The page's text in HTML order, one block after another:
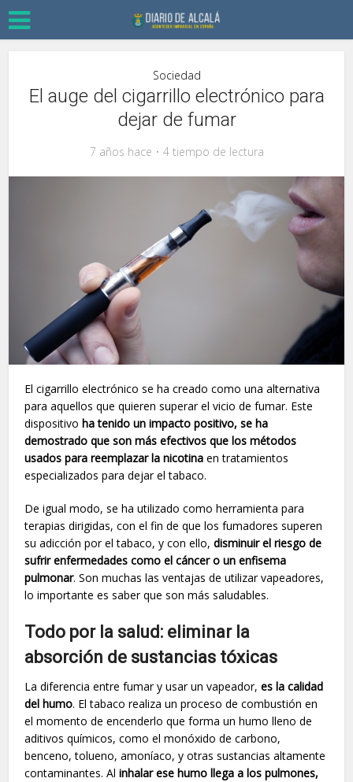
Sociedad
El auge del cigarrillo electrónico para
dejar de fumar
7 años hace 4 tiempo de lectura
El cigarrillo electrónico se ha creado como una alternativa
para aquellos que quieren superar el vicio de fumar. Este
dispositivoha tenido un impacto positivo, se ha
demostrado que son más efectivos que los métodos
usados para reemplazar la nicotinaen tratamientos
especializados para dejar el tabaco.
De igual modo, se ha utilizado como herramienta para
terapias dirigidas, con el fin de que los fumadores superen
su adicción por el tabaco, y con ello,disminuir el riesgo de
sufrir enfermedades como el cáncer o un enfisema
pulmonar. Son muchas las ventajas de utilizar vapeadores,
lo importante es saber que son más saludables.
Todo por la salud: eliminar la
absorción de sustancias tóxicas
La diferencia entre fumar y usar un vapeador,es la calidad
del humo. El tabaco realiza un proceso de combustión en
el momento de encenderlo que forma un humo lleno de
aditivos químicos, como el monóxido de carbono,
benceno, tolueno, amoníaco, y otras sustancias altamente
contaminantes. Alinhalar ese humo llega a los pulmones,